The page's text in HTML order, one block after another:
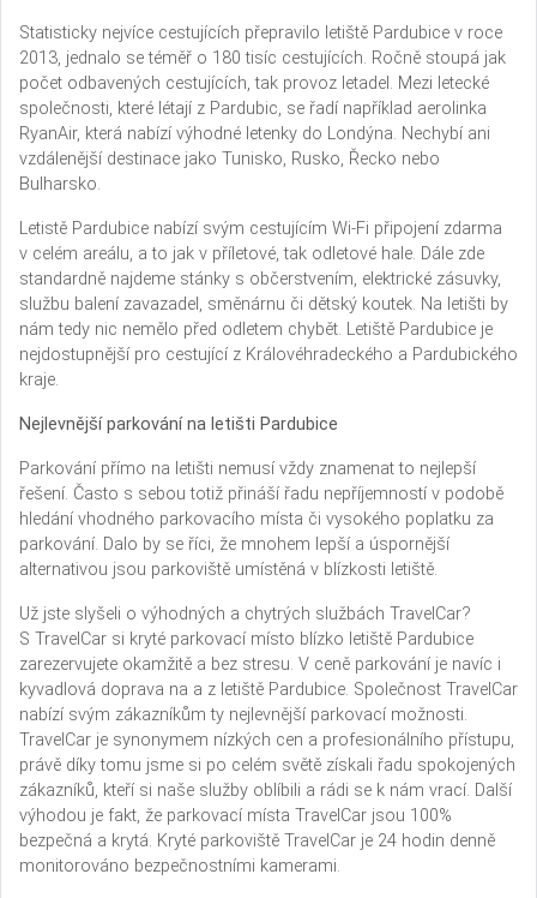
Statisticky nejvíce cestujících přepravilo letiště Pardubice v roce
2013, jednalo se téměř o 180 tisíc cestujících. Ročně stoupá jak
počet odbavených cestujících, tak provoz letadel. Mezi letecké
společnosti, které létají z Pardubic, se řadí například aerolinka
RyanAir, která nabízí výhodné letenky do Londýna. Nechybí ani
vzdálenější destinace jako Tunisko, Rusko, Řecko nebo
Bulharsko.
Letistě Pardubice nabízí svým cestujícím Wi-Fi připojení zdarma
v celém areálu, a to jak v příletové, tak odletové hale. Dále zde
standardně najdeme stánky s občerstvením, elektrické zásuvky,
službu balení zavazadel, směnárnu či dětský koutek. Na letišti by
nám tedy nic nemělo před odletem chybět. Letiště Pardubice je
nejdostupnější pro cestující z Královéhradeckého a Pardubického
kraje.
Nejlevnější parkování na letišti Pardubice
Parkování přímo na letišti nemusí vždy znamenat to nejlepší
řešení. Často s sebou totiž přináší řadu nepříjemností v podobě
hledání vhodného parkovacího místa či vysokého poplatku za
parkování. Dalo by se říci, že mnohem lepší a úspornější
alternativou jsou parkoviště umístěná v blízkosti letiště.
Už jste slyšeli o výhodných a chytrých službách TravelCar?
S TravelCar si kryté parkovací místo blízko letiště Pardubice
zarezervujete okamžitě a bez stresu. V ceně parkování je navíc i
kyvadlová doprava na a z letiště Pardubice. Společnost TravelCar
nabízí svým zákazníkům ty nejlevnější parkovací možnosti.
TravelCar je synonymem nízkých cen a profesionálního přístupu,
právě díky tomu jsme si po celém světě získali řadu spokojených
zákazníků, kteří si naše služby oblíbili a rádi se k nám vrací. Další
výhodou je fakt, že parkovací místa TravelCar jsou 100%
bezpečná a krytá. Kryté parkoviště TravelCar je 24 hodin denně
monitorováno bezpečnostními kamerami.